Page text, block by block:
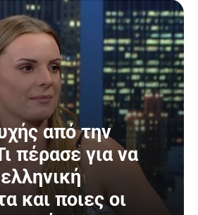
από την
πέρασε για να
και ποιες οι